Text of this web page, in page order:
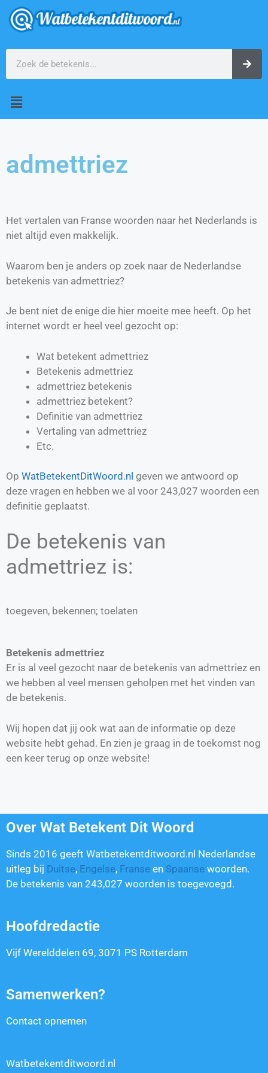
admettriez
Het vertalen van Franse woorden naar het Nederlands is
niet altijd even makkelijk.
Waarom ben je anders op zoek naar de Nederlandse
betekenis van admettriez?
Je bent niet de enige die hier moeite mee heeft. Op het
internet wordt er heel veel gezocht op:
Wat betekent admettriez
Betekenis admettriez
admettriez betekenis
admettriez betekent?
Definitie van admettriez
Vertaling van admettriez
Etc.
Op WatBetekentDitWoord.nl geven we antwoord op
deze vragen en hebben we al voor 243,027 woorden een
definitie geplaatst.
De betekenis van
admettriez is:
toegeven, bekennen; toelaten
Betekenis admettriez
Er is al veel gezocht naar de betekenis van admettriez en
we hebben al veel mensen geholpen met het vinden van
de betekenis.
Wij hopen dat jij ook wat aan de informatie op deze
website hebt gehad. En zien je graag in de toekomst nog
een keer terug op onze website!
Over Wat Betekent Dit Woord
Sinds 2016 geeft Watbetekentditwoord.nl Nederlandse
uitleg bij Duitse, Engelse, Franse en Spaanse woorden.
De betekenis van 243,027 woorden is toegevoegd.
Hoofdredactie
Vijf Werelddelen 69, 3071 PS Rotterdam
Samenwerken?
Contact opnemen
Watbetekentditwoord.nl